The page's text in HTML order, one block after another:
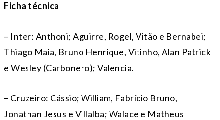
Ficha técnica
– Inter: Anthoni; Aguirre, Rogel, Vitão e Bernabei;
Thiago Maia, Bruno Henrique, Vitinho, Alan Patrick
e Wesley (Carbonero); Valencia.
– Cruzeiro: Cássio; William, Fabrício Bruno,
Jonathan Jesus e Villalba; Walace e Matheus